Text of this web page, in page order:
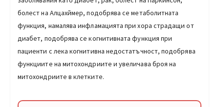
болест на Алцахймер, подобрява се метаболитната
функция, намалява инфламацията при хора страдащи от
диабет, подобрява се когнитивната функция при
пациенти с лека когнитивна недостатъчност, подобрява
функциите на митохондриите и увеличава броя на
митохондриите в клетките.